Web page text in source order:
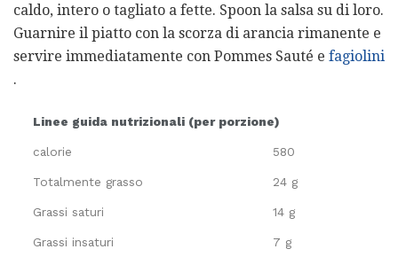
caldo, intero o tagliato a fette. Spoon la salsa su di loro.
Guarnire il piatto con la scorza di arancia rimanente e
servire immediatamente con Pommes Sauté e fagiolini
.
Linee guida nutrizionali (per porzione)
calorie 580
Totalmente grasso 24 g
Grassi saturi 14 g
Grassi insaturi 7 g